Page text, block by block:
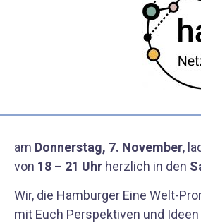
am Donnerstag, 7. November,
von 18 – 21 Uhr herzlich in den
Wir, die Hamburger Eine Welt-
mit Euch Perspektiven und